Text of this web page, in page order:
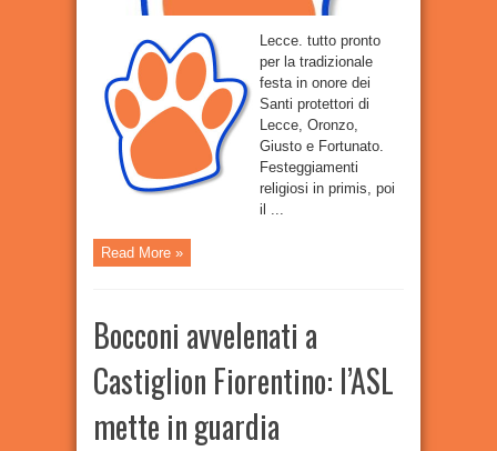
Lecce. tutto pronto
per la tradizionale
festa in onore dei
Santi protettori di
Lecce, Oronzo,
Giusto e Fortunato.
Festeggiamenti
religiosi in primis, poi
il ...
Read More »
Bocconi avvelenati a
Castiglion Fiorentino: l’ASL
mette in guardia